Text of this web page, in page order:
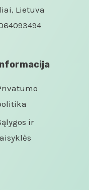
Lietuva
ir